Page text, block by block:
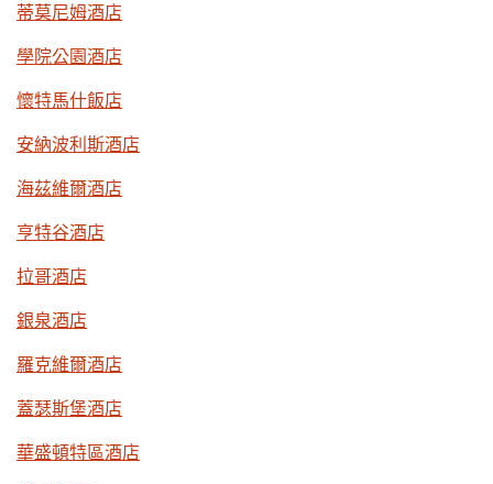
蒂莫尼姆酒店
學院公園酒店
懷特馬什飯店
安納波利斯酒店
海茲維爾酒店
亨特谷酒店
拉哥酒店
銀泉酒店
羅克維爾酒店
蓋瑟斯堡酒店
華盛頓特區酒店